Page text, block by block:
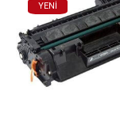
YENI